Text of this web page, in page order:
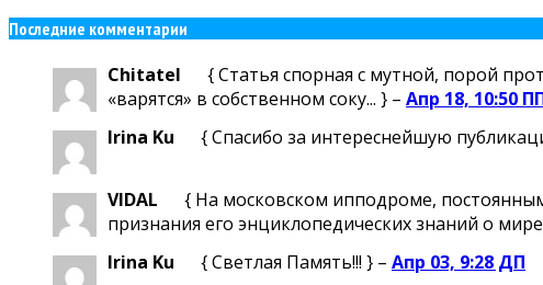
Последние комментарии
Chitatel
{ Статья спорная с мутной, порой
«варятся» в собственном соку... } – Апр 18, 10:50
Irina Ku
{ Спасибо за интереснейшую
VIDAL
{ На московском ипподроме,
признания его энциклопедических знаний о мире
Irina Ku
{ Светлая Память!!! } – Апр 03, 9:28 ДП